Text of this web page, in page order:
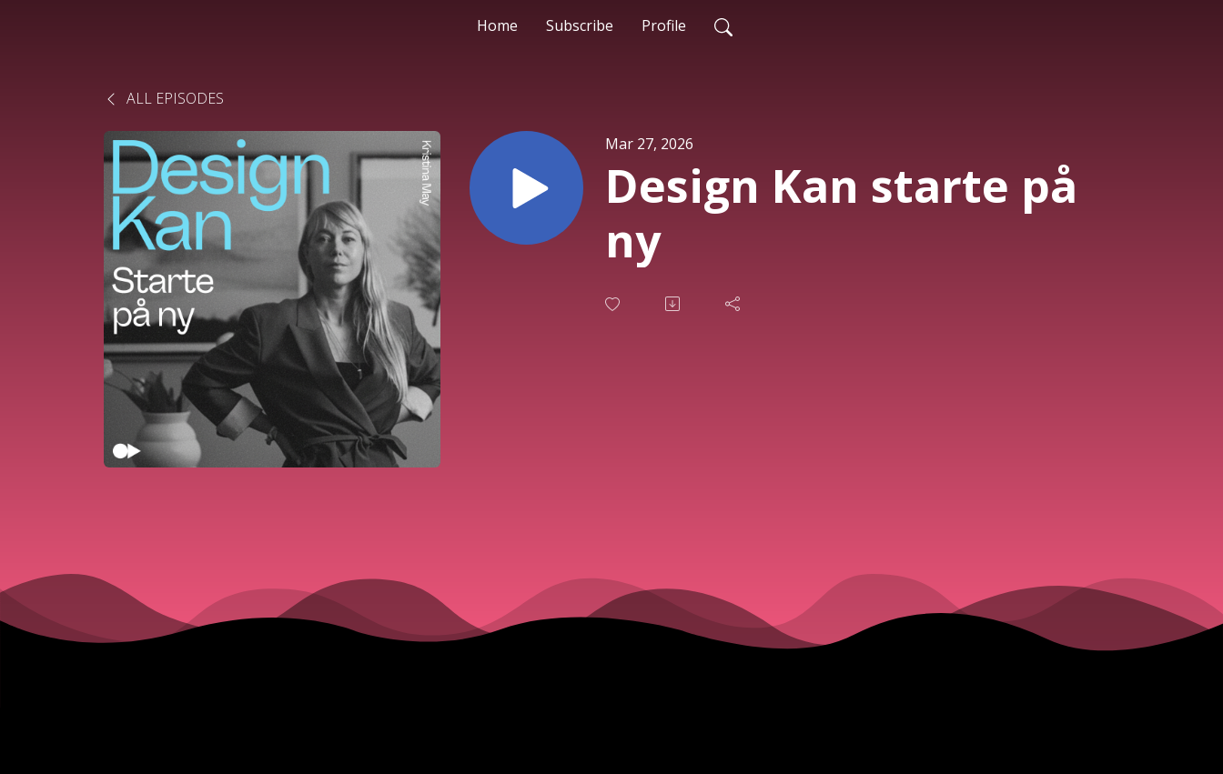
Home Subscribe Profile
ALL EPISODES
Mar 27, 2026
Design Kan starte på
ny